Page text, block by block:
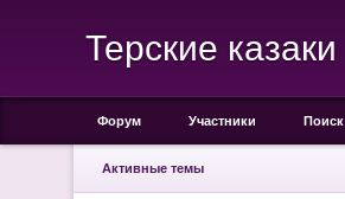
Терские казаки
Форум Участники Поиск
Активные темы